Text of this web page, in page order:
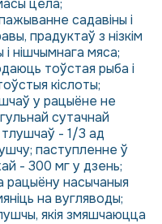
цела;
садавіны і
прадуктаў з нізкім
нішчымнага мяса;
тоўстая рыба і
кіслоты;
у рацыёне не
сутачнай
тлушчаў - 1/3 ад
паступленне ў
- 300 мг у дзень;
рацыёну насычаныя
на вугляводы;
якія змяшчаюцца